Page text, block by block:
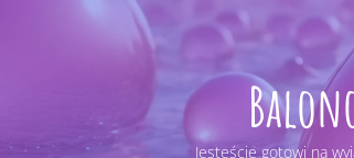
Jesteście gotowi na